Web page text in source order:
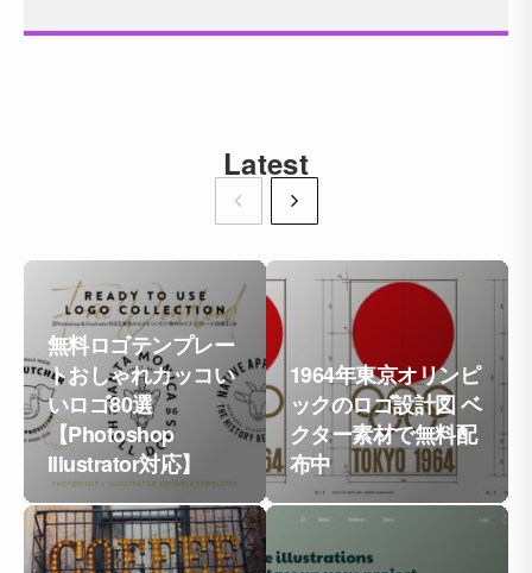
Latest
無料ロゴテンプレー
トおしゃれカッコい
いロゴ80選
【Photoshop
Illustrator対応】
1964年東京オリンピ
ックのロゴ設計図 ベ
クター素材で無料配
布中